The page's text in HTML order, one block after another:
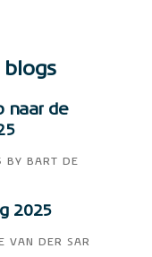
blogs
naar de
BY
BART DE
2025
VAN DER SAR